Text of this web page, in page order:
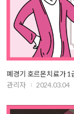
폐경기 호르몬치료가 1
관리자
2024.03.04